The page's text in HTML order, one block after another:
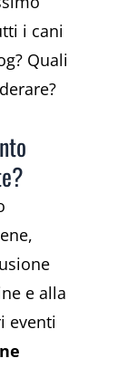
i cani
Quali
e alla
eventi